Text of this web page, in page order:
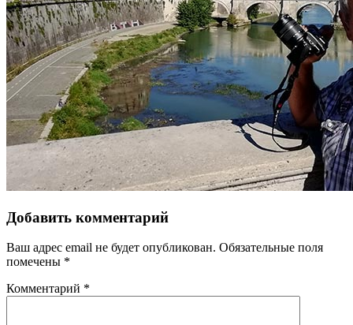
Добавить комментарий
Ваш адрес email не будет опубликован. Обязательные поля
помечены *
Комментарий *